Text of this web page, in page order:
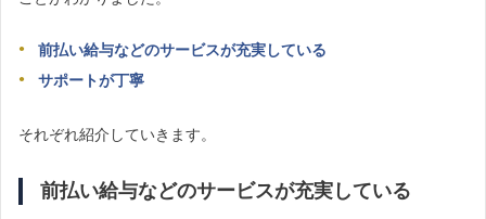
前払い給与などのサービスが充実している
サポートが丁寧
それぞれ紹介していきます。
前払い給与などのサービスが充実している